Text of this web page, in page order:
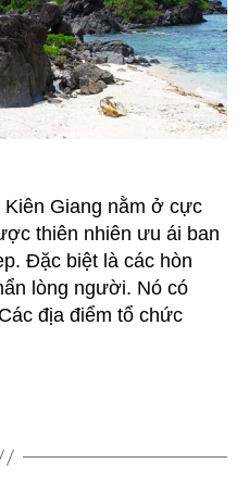
Kiên
Giang
Phú
Quốc
và
những
tuyệt
đẹp
Kiên Giang nằm ở cực
thiên nhiên ưu ái ban
Đặc biệt là các hòn
lòng người. Nó có
địa điểm tổ chức